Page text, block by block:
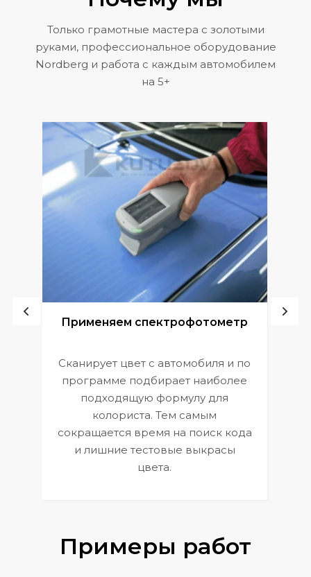
Только грамотные мастера с золотыми
руками, профессиональное оборудование
Nordberg и работа с каждым автомобилем
на 5+
Применяем спектрофотометр
Сканирует цвет с автомобиля и по
программе подбирает наиболее
подходящую формулу для
колориста. Тем самым
сокращается время на поиск кода
и лишние тестовые выкрасы
цвета.
Примеры работ